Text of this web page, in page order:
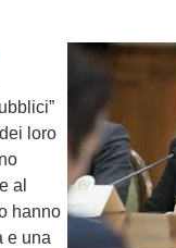
loro
al
hanno
e una